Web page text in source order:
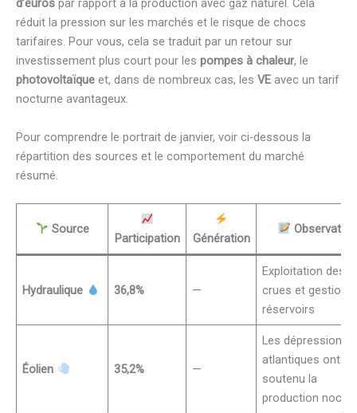
d’euros par rapport à la production avec gaz naturel. Cela
réduit la pression sur les marchés et le risque de chocs
tarifaires. Pour vous, cela se traduit par un retour sur
investissement plus court pour les pompes à chaleur, le
photovoltaïque et, dans de nombreux cas, les VE avec un tarif
nocturne avantageux.
Pour comprendre le portrait de janvier, voir ci-dessous la
répartition des sources et le comportement du marché
résumé.
Source
Participation Génération
Observation
Hydraulique 36,8% —
Exploitation des
crues et gestion
réservoirs
Éolien 35,2% —
Les dépressions
atlantiques ont
soutenu la
production